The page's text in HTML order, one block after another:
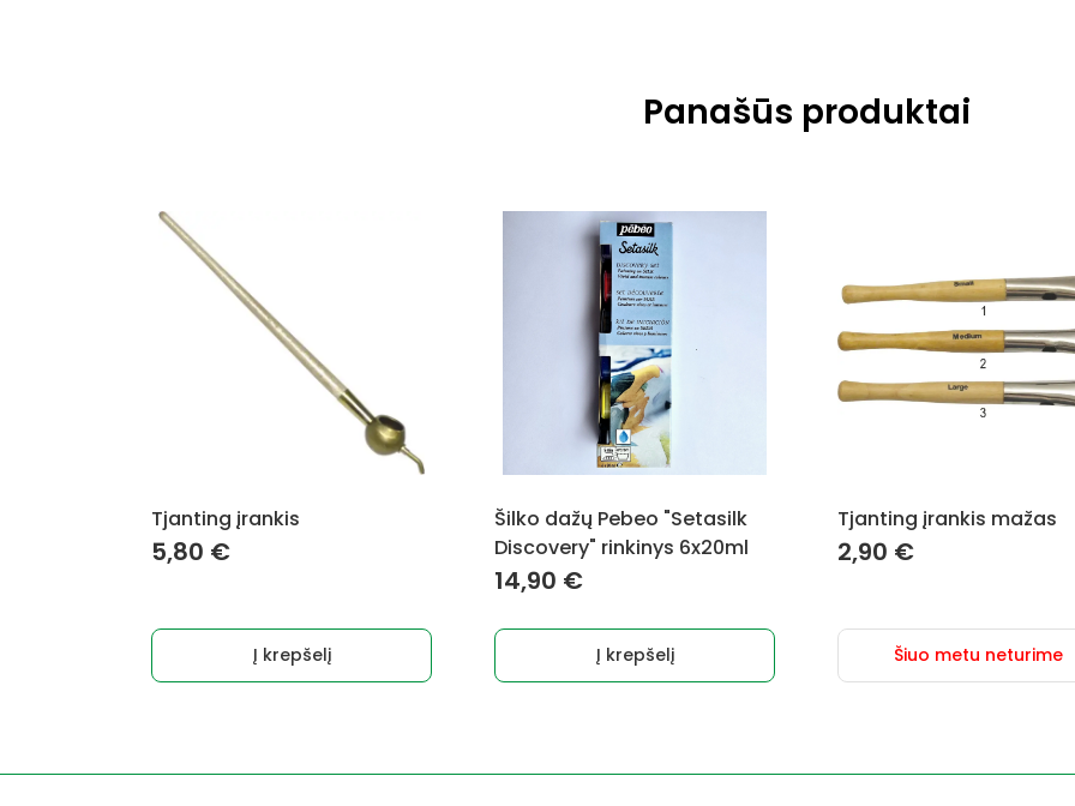
Panašūs produktai
Tjanting įrankis
5,80 €
Į krepšelį
Šilko dažų Pebeo "Setasilk
Discovery" rinkinys 6x20ml
14,90 €
Į krepšelį
Tjanting įrankis mažas
2,90 €
Šiuo metu neturime